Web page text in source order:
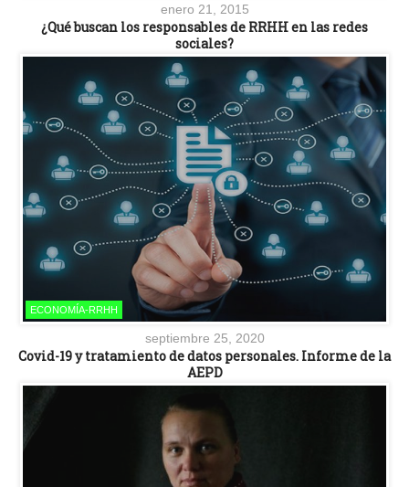
enero 21, 2015
¿Qué buscan los responsables de RRHH en las redes
sociales?
ECONOMÍA-RRHH
septiembre 25, 2020
Covid-19 y tratamiento de datos personales. Informe de la
AEPD